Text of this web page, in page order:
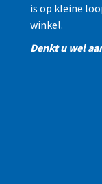
is op kleine
winkel.
Denkt u wel